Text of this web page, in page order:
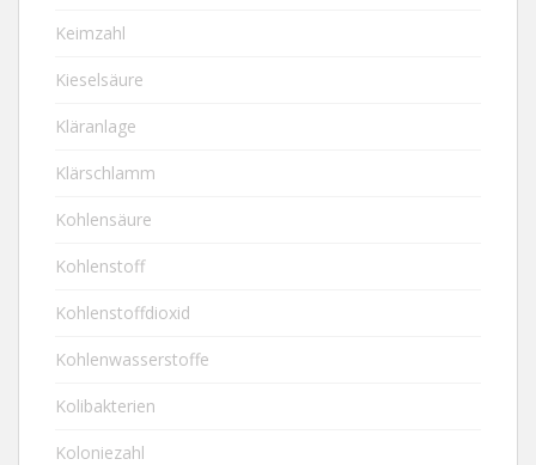
Keimzahl
Kieselsäure
Kläranlage
Klärschlamm
Kohlensäure
Kohlenstoff
Kohlenstoffdioxid
Kohlenwasserstoffe
Kolibakterien
Koloniezahl